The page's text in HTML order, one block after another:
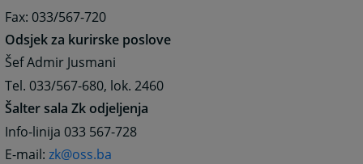
Fax: 033/567-720
Odsjek za kurirske poslove
Šef Admir Jusmani
Tel. 033/567-680, lok. 2460
Šalter sala Zk odjeljenja
Info-linija 033 567-728
E-mail:zk@oss.ba